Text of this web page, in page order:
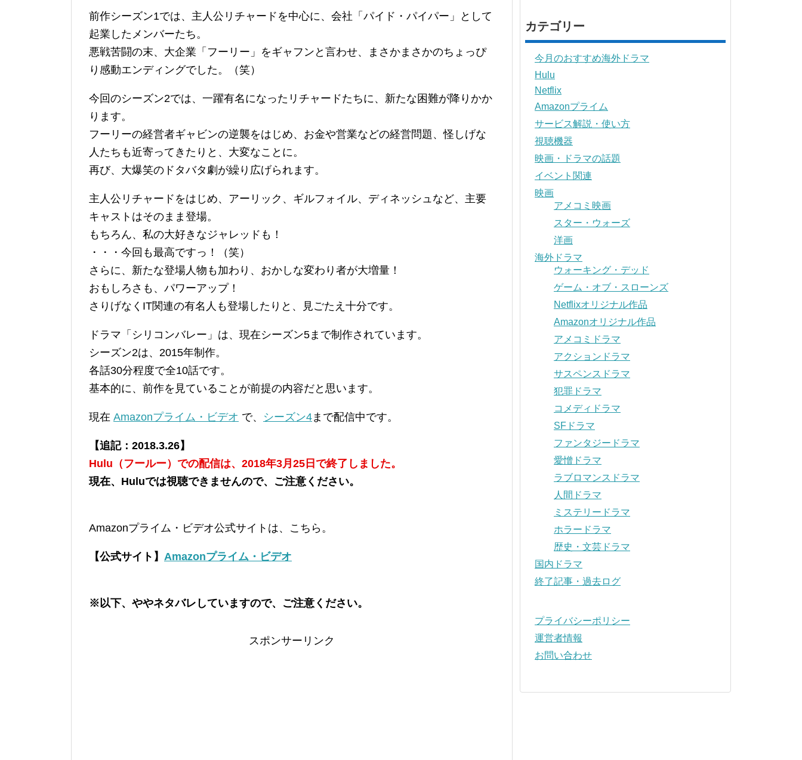
前作シーズン1では、主人公リチャードを中心に、会社「パイド・パイパー」として
起業したメンバーたち。
悪戦苦闘の末、大企業「フーリー」をギャフンと言わせ、まさかまさかのちょっぴ
り感動エンディングでした。（笑）
今回のシーズン2では、一躍有名になったリチャードたちに、新たな困難が降りかか
ります。
フーリーの経営者ギャビンの逆襲をはじめ、お金や営業などの経営問題、怪しげな
人たちも近寄ってきたりと、大変なことに。
再び、大爆笑のドタバタ劇が繰り広げられます。
主人公リチャードをはじめ、アーリック、ギルフォイル、ディネッシュなど、主要
キャストはそのまま登場。
もちろん、私の大好きなジャレッドも！
・・・今回も最高ですっ！（笑）
さらに、新たな登場人物も加わり、おかしな変わり者が大増量！
おもしろさも、パワーアップ！
さりげなくIT関連の有名人も登場したりと、見ごたえ十分です。
ドラマ「シリコンバレー」は、現在シーズン5まで制作されています。
シーズン2は、2015年制作。
各話30分程度で全10話です。
基本的に、前作を見ていることが前提の内容だと思います。
現在 Amazonプライム・ビデオ で、 シーズン4まで配信中です。
【追記：2018.3.26】
Hulu（フールー）での配信は、2018年3月25日で終了しました。
現在、Huluでは視聴できませんので、ご注意ください。
Amazonプライム・ビデオ公式サイトは、こちら。
【公式サイト】 Amazonプライム・ビデオ
※以下、ややネタバレしていますので、ご注意ください。
スポンサーリンク
カテゴリー
今月のおすすめ海外ドラマ
Hulu
Netflix
Amazonプライム
サービス解説・使い方
視聴機器
映画・ドラマの話題
イベント関連
映画
アメコミ映画
スター・ウォーズ
洋画
海外ドラマ
ウォーキング・デッド
ゲーム・オブ・スローンズ
Netflixオリジナル作品
Amazonオリジナル作品
アメコミドラマ
アクションドラマ
サスペンスドラマ
犯罪ドラマ
コメディドラマ
SFドラマ
ファンタジードラマ
愛憎ドラマ
ラブロマンスドラマ
人間ドラマ
ミステリードラマ
ホラードラマ
歴史・文芸ドラマ
国内ドラマ
終了記事・過去ログ
プライバシーポリシー
運営者情報
お問い合わせ